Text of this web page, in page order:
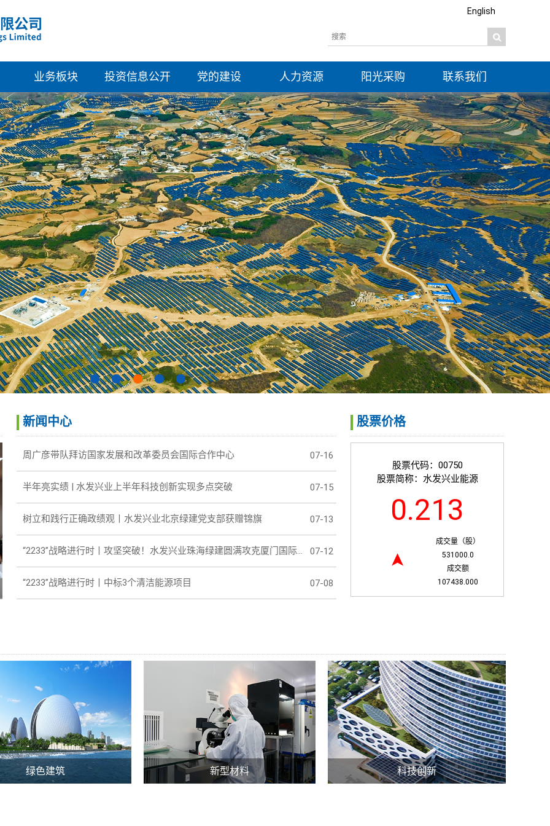
English
业务板块
清洁能源
绿色建筑
新型材料
科技创新
投资信息公开
概览
公司资料
企业管治
董事会成员
财务资料
派息记录
投资者联系
党的建设
组织架构
党建活动
群团工会
纪律检查
人力资源
社会招聘
校园招聘
公示
阳光采购
信息公开
联系我们
新闻中心
周广彦带队拜访国家发展和改革委员会国际合作中心 07-16
半年亮实绩 | 水发兴业上半年科技创新实现多点突破 07-15
树立和践行正确政绩观丨水发兴业北京绿建党支部获赠锦旗 07-13
“2233”战略进行时丨攻坚突破！水发兴业珠海绿建圆满攻克厦门国际银行新总部大厦超高超重玻璃幕墙施工节点 07-12
“2233”战略进行时丨中标3个清洁能源项目 07-08
股票价格
股票代码： 00750
股票简称： 水发兴业能源
0.213
➤
成交量（股）
531000.0
成交额
107438.000
绿色建筑 新型材料 科技创新